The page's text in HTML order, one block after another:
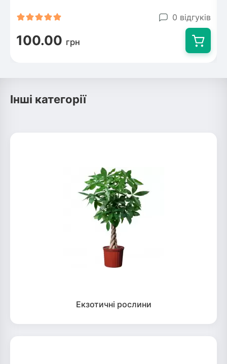
0 відгуків
100.00 грн
Інші категорії
Екзотичні рослини